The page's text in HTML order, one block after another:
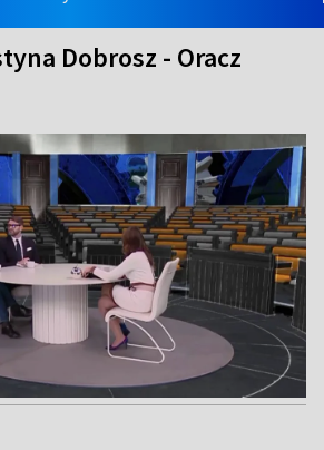
Dobrosz - Oracz